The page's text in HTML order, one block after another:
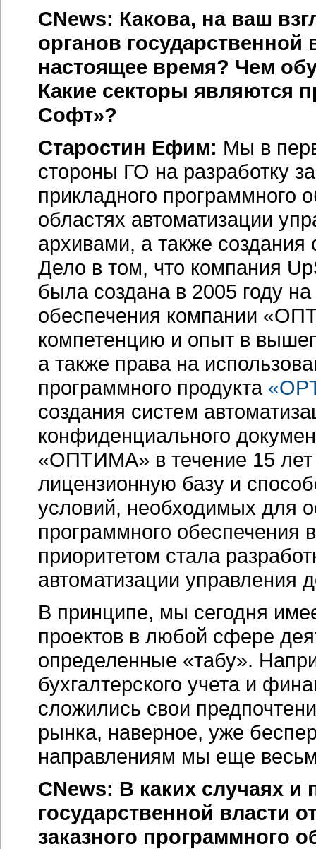
CNews: Какова, на ваш
органов
настоящее время? Чем
Какие секторы являются
Софт»?
Старостин Ефим: Мы в
стороны ГО на разработку
прикладного программного
областях автоматизации
архивами, а также
Дело в том, что компания
была создана в 2005 году
обеспечения компании
компетенцию и опыт в
а также права на
программного продукта
создания систем
конфиденциального
«ОПТИМА» в течение 15
лицензионную базу и
условий, необходимых для
программного обеспечения
приоритетом стала
автоматизации
В принципе, мы сегодня
проектов в любой сфере
определенные «табу».
бухгалтерского учета и
сложились свои
рынка, наверное, уже
направлениям мы еще
CNews: В каких случаях
государственной власти
заказного программного